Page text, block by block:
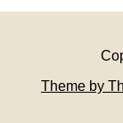
Theme by